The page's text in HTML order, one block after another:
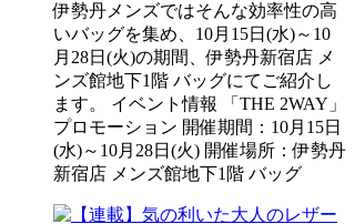
伊勢丹メンズではそんな効率性の高
いバッグを集め、10月15日(水)～10
月28日(火)の期間、伊勢丹新宿店 メ
ンズ館地下1階 バッグにてご紹介し
ます。 イベント情報 「THE 2WAY」
プロモーション 開催期間：10月15日
(水)～10月28日(火) 開催場所：伊勢丹
新宿店 メンズ館地下1階 バッグ